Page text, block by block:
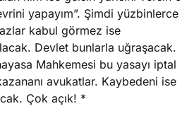
yapayım”. Şimdi yüzbinlerce
kabul görmez ise
Devlet bunlarla uğraşacak.
Mahkemesi bu yasayı iptal
avukatlar. Kaybedeni ise
Çok açık! *